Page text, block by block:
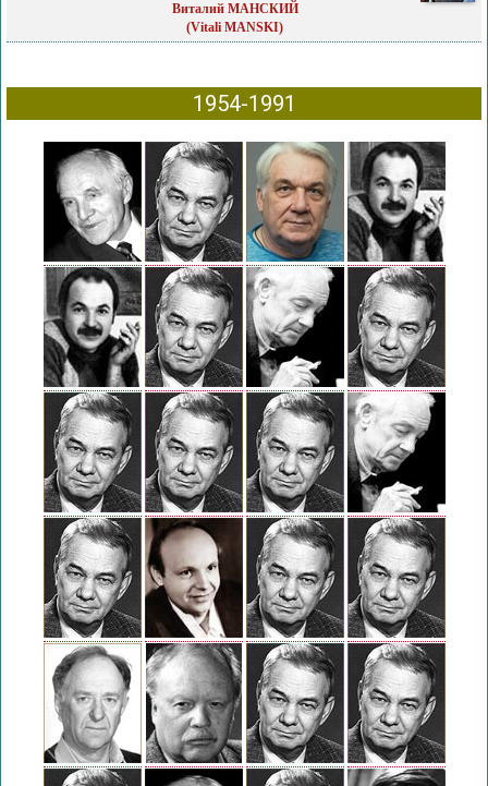
Виталий МАНСКИЙ
(Vitali MANSKI)
1954-1991